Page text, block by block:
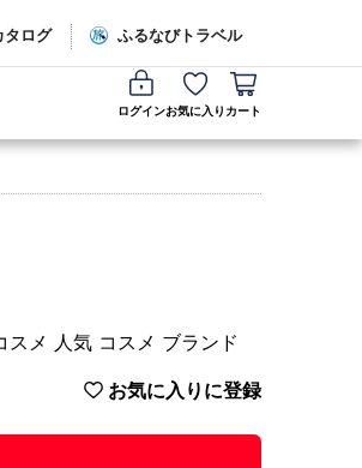
タログ ふるなびトラベル
ログインお気に入り カート
スメ 人気 コスメ ブランド
お気に入りに登録